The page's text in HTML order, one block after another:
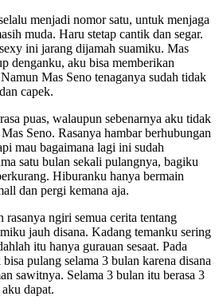
menjadi nomor satu, untuk menjaga
muda. Haru stetap cantik dan segar.
ini jarang dijamah suamiku. Mas
denganku, aku bisa memberikan
Mas Seno tenaganya sudah tidak
capek.
puas, walaupun sebenarnya aku tidak
Seno. Rasanya hambar berhubungan
mau bagaimana lagi ini sudah
satu bulan sekali pulangnya, bagiku
Hiburanku hanya bermain
dan pergi kemana aja.
rasanya ngiri semua cerita tentang
jauh disana. Kadang temanku sering
itu hanya gurauan sesaat. Pada
pulang selama 3 bulan karena disana
sawitnya. Selama 3 bulan itu berasa 3
dapat.